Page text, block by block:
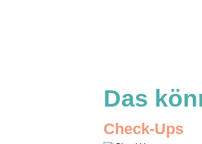
Das
Check-Ups